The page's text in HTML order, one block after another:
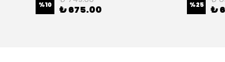
%10 ₺ 675.00 %25 ₺